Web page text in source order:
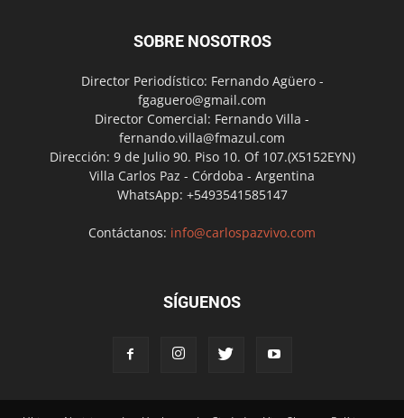
SOBRE NOSOTROS
Director Periodístico: Fernando Agüero -
fgaguero@gmail.com
Director Comercial: Fernando Villa -
fernando.villa@fmazul.com
Dirección: 9 de Julio 90. Piso 10. Of 107.(X5152EYN)
Villa Carlos Paz - Córdoba - Argentina
WhatsApp: +5493541585147
Contáctanos: info@carlospazvivo.com
SÍGUENOS